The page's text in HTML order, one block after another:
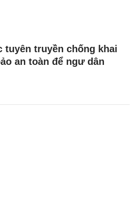
tuyên truyền chống khai
an toàn để ngư dân